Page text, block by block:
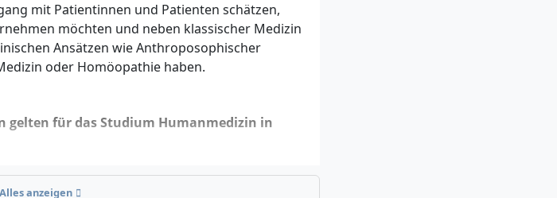
mit Patientinnen und Patienten schätzen,
möchten und neben klassischer Medizin
Ansätzen wie Anthroposophischer
oder Homöopathie haben.
gelten für das Studium Humanmedizin in
Alles anzeigen